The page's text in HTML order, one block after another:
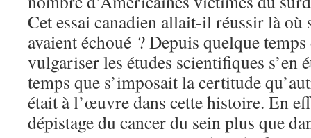
Cet essai canadien allait-il réussir là où
avaient échoué ? Depuis quelque
vulgariser les études scientifiques s’en
temps que s’imposait la certitude
était à l’œuvre dans cette histoire. En
dépistage du cancer du sein plus que